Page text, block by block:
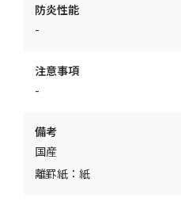
防炎性能
-
注意事項
-
備考
国産
離罫紙：紙